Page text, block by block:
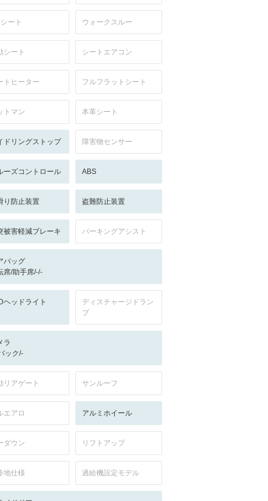
ート ウォークスルー
シート シートエアコン
トヒーター フルフラットシート
トマン 本革シート
ドリングストップ 障害物センサー
ーズコントロール ABS
り防止装置 盗難防止装置
被害軽減ブレーキ パーキングアシスト
バッグ
席/助手席/-/-
ヘッドライト
ディスチャージドラン
プ
ラ
ック/-
リアゲート サンルーフ
エアロ アルミホイール
ダウン リフトアップ
地仕様 過給機設定モデル